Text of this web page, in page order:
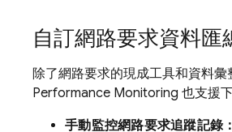
自訂網路要求資料匯
除了網路要求的現成工具和資料彙
Performance Monitoring 也支援
手動監控網路要求追蹤記錄：